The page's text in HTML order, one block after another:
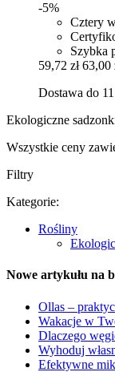
-5%
Cztery
Szybka
59,72 zł 63,00
Dostawa do
Ekologiczne
Wszystkie ceny
Filtry
Kategorie:
Rośliny
Nowe artykułu na
Ollas –
Wakacje w
Dlaczego
Wyhoduj
Efektywne